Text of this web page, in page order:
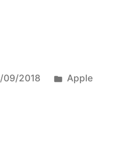
09/2018
Publié
Apple